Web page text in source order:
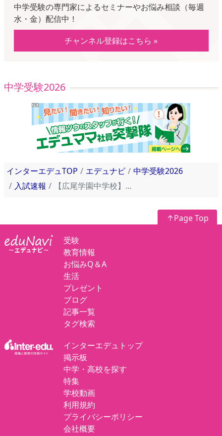
中学受験の専門家によるセミナーやお悩み相談（毎週
水・金）配信中！
チャンネル登録はこちら »
中学受験2026
インターエデュTOP エデュナビ
中学受験2026
入試速報
【広尾学園中学校】2025年入試問題・入試結果速報！
↑Page Top
受験
教育情報
お悩みQ＆A
生活
プレゼント
ブログ
記事一覧
タグ検索
インターエデュトップ
掲示板
中学・高校を探す
特集
学校動画
利用規約
プライバシーポリシー
会社概要